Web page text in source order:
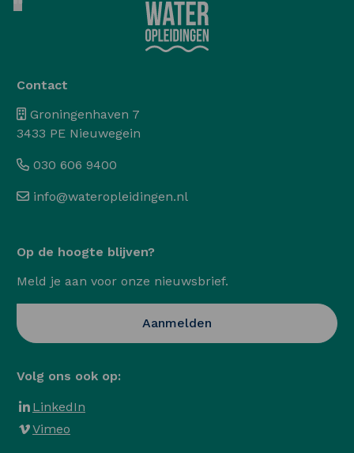
Contact
Groningenhaven 7
3433 PE Nieuwegein
030 606 9400
info@wateropleidingen.nl
Volg ons ook op:
LinkedIn
Vimeo
Op de hoogte blijven?
Meld je aan voor onze nieuwsbrief.
Aanmelden Opent in een nieuwe